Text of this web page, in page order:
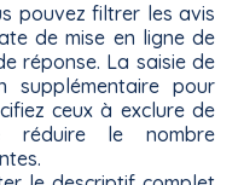
pouvez filtrer les avis
de mise en ligne de
réponse. La saisie de
supplémentaire pour
ceux à exclure de
réduire le nombre